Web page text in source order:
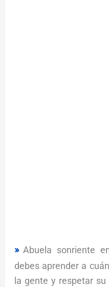
Abuela sonriente
debes aprender a
la gente y respetar